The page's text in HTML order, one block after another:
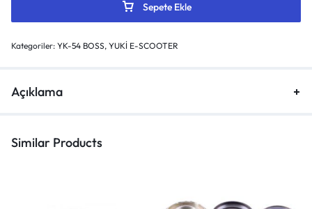
Sepete Ekle
Kategoriler: YK-54 BOSS, YUKİ E-SCOOTER
Açıklama
Similar Products